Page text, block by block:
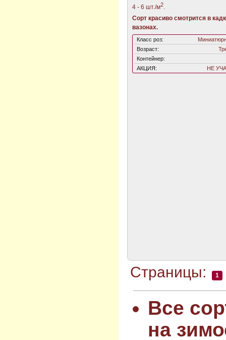
4 - 6 шт./м2.
Сорт красиво смотрится в
вазонах.
Класс роз:
Возраст:
Контейнер:
АКЦИЯ:
НЕ
Страницы: 1
Все
на